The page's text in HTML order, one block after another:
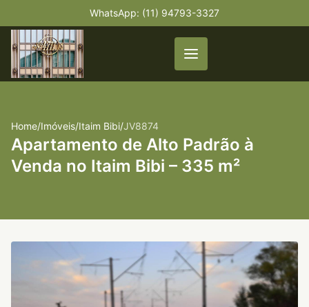
WhatsApp: (11) 94793-3327
Home/Imóveis/Itaim Bibi/JV8874
Apartamento de Alto Padrão à
Venda no Itaim Bibi – 335 m²